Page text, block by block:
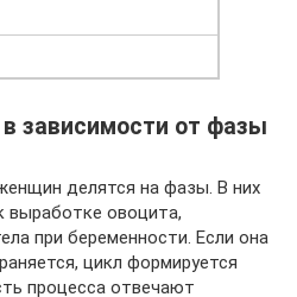
зависимости от фазы
делятся на фазы. В них
выработке овоцита,
при беременности. Если она
цикл формируется
процесса отвечают